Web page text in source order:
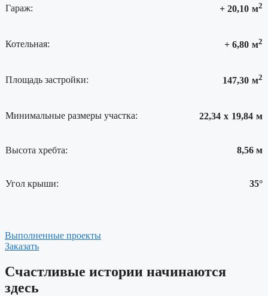
Гараж: + 20,10 м2
Котельная: + 6,80 м2
Площадь застройки: 147,30 м2
Минимальные размеры участка: 22,34 х 19,84 м
Высота хребта: 8,56 м
Угол крыши: 35°
Выполненные проекты
Заказать
Счастливые истории начинаются
здесь